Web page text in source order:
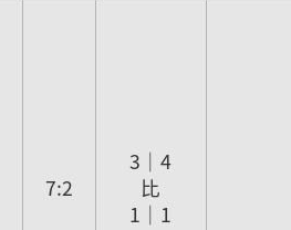
7:2
3｜4
比
1｜1